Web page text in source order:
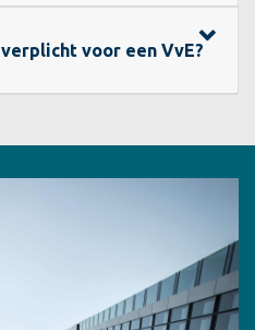
voor een VvE?